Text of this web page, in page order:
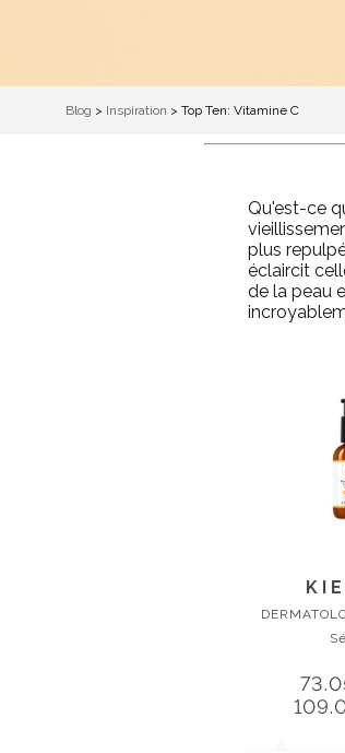
Blog > Inspiration > Top Ten: Vitamine C
Qu'est-ce
plus
éclaircit
de la peau